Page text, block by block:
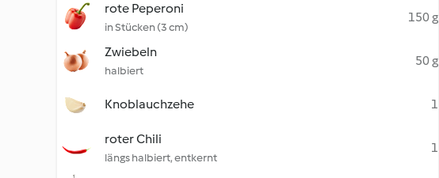
rote Peperoni
in Stücken (3 cm)
150 g
Zwiebeln
halbiert
50 g
Knoblauchzehe 1
roter Chili
längs halbiert, entkernt
1